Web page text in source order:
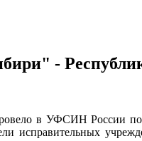
-
в УФСИН России
исправительных